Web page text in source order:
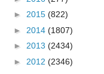
► 2015 (822)
► 2014 (1807)
► 2013 (2434)
► 2012 (2346)